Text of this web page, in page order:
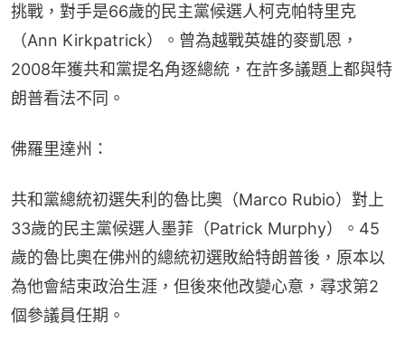
挑戰，對手是66歲的民主黨候選人柯克帕特里克
（Ann Kirkpatrick）。曾為越戰英雄的麥凱恩，
2008年獲共和黨提名角逐總統，在許多議題上都與特
朗普看法不同。
佛羅里達州：
共和黨總統初選失利的魯比奧（Marco Rubio）對上
33歲的民主黨候選人墨菲（Patrick Murphy）。45
歲的魯比奧在佛州的總統初選敗給特朗普後，原本以
為他會結束政治生涯，但後來他改變心意，尋求第2
個參議員任期。